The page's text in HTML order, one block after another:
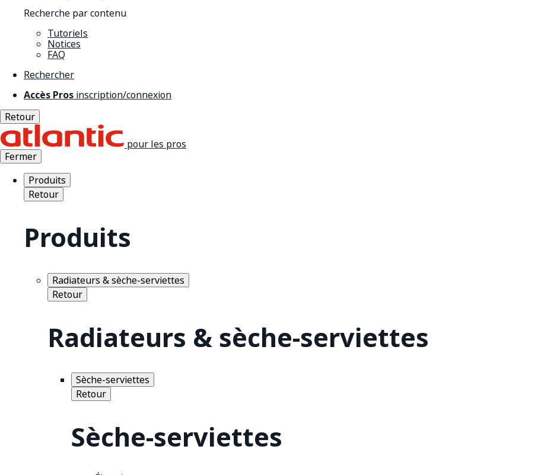
Recherche par contenu
Tutoriels
Notices
FAQ
Rechercher
Accès Pros inscription/connexion
Retour
pour les pros
Fermer
Produits
Retour
Produits
Radiateurs & sèche-serviettes
Retour
Radiateurs & sèche-serviettes
Sèche-serviettes
Retour
Sèche-serviettes